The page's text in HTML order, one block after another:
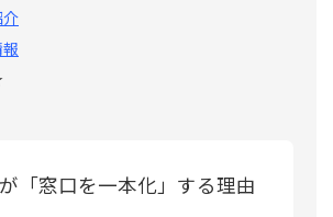
「窓口を一本化」する理由